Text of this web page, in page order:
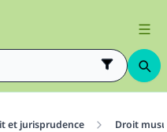
et jurisprudence Droit